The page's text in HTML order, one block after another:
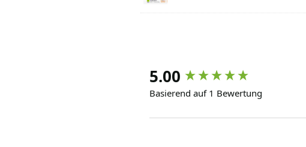
5.00
Basierend auf 1 Bewertung